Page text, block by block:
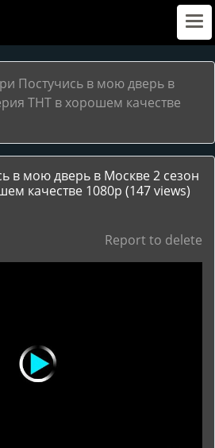
Постучись в мою дверь в
ТНТ в хорошем качестве
в мою дверь в Москве 2 сезон
качестве 1080p (147 views)
Report to delete